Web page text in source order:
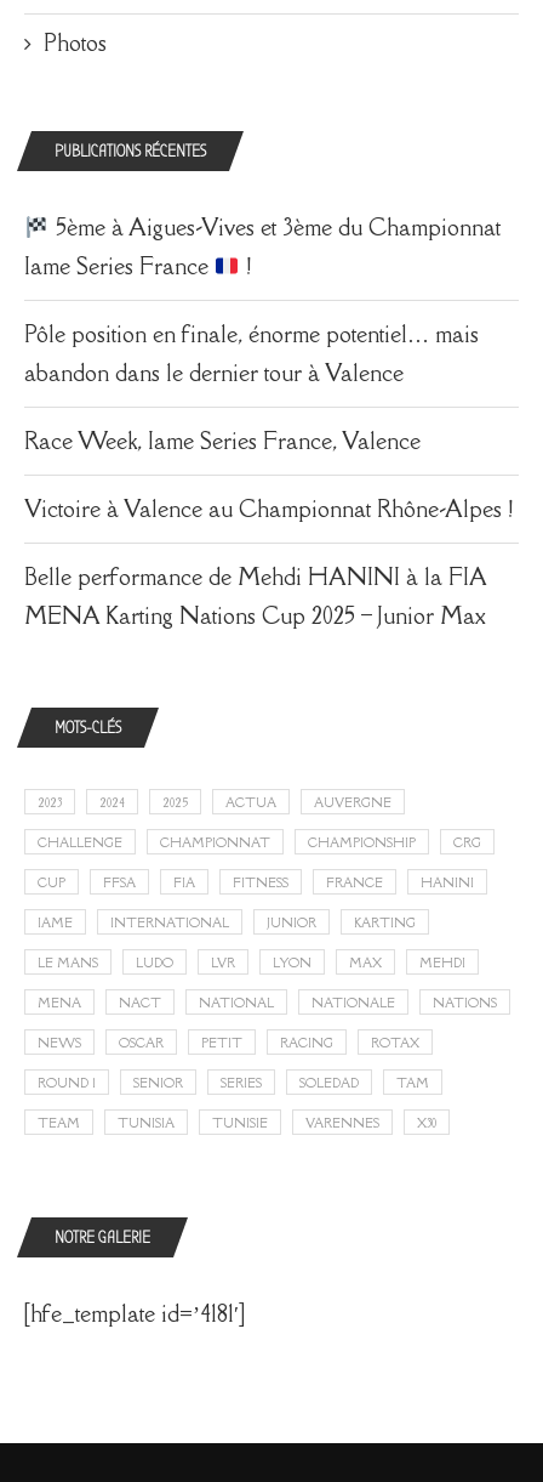
Photos
PUBLICATIONS RÉCENTES
5ème à Aigues-Vives et 3ème du Championnat
Iame Series France
!
Pôle position en finale, énorme potentiel… mais
abandon dans le dernier tour à Valence
Race Week, Iame Series France, Valence
Victoire à Valence au Championnat Rhône-Alpes !
Belle performance de Mehdi HANINI à la FIA
MENA Karting Nations Cup 2025 – Junior Max
MOTS-CLÉS
2023 2024 2025 ACTUA AUVERGNE
CHALLENGE CHAMPIONNAT CHAMPIONSHIP CRG
CUP FFSA FIA FITNESS FRANCE HANINI
IAME INTERNATIONAL JUNIOR KARTING
LE MANS LUDO LVR LYON MAX MEHDI
MENA NACT NATIONAL NATIONALE NATIONS
NEWS OSCAR PETIT RACING ROTAX
ROUND 1 SENIOR SERIES SOLEDAD TAM
TEAM TUNISIA TUNISIE VARENNES X30
NOTRE GALERIE
[hfe_template id=’4181′]